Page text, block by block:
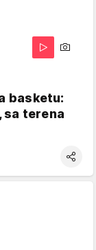
basketu:
sa terena